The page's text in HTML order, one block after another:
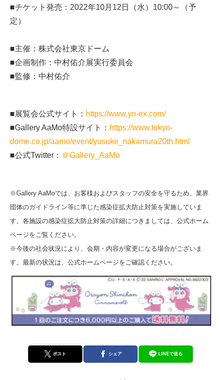
■チケット発売：2022年10月12日（水）10:00～（予
定）
■主催：株式会社東京ドーム
■企画制作：中村佑介展実行委員会
■監修：中村佑介
■展覧会公式サイト： https://www.yn-ex.com/
■Gallery AaMo特設サイト： https://www.tokyo-
dome.co.jp/aamo/event/yusuke_nakamura20th.html
■公式Twitter： ＠Gallery_AaMo
※Gallery AaMoでは、お客様およびスタッフの安全を守るため、業界
団体のガイドライン等に準じた感染症拡大防止対策を実施していま
す。各施設の感染症拡大防止対策の詳細につきましては、公式ホーム
ページをご覧ください。
※今後の社会状況により、会期・内容が変更になる場合がございま
す。最新の状況は、公式ホームページをご確認ください。
ポスト シェア LINEで送る